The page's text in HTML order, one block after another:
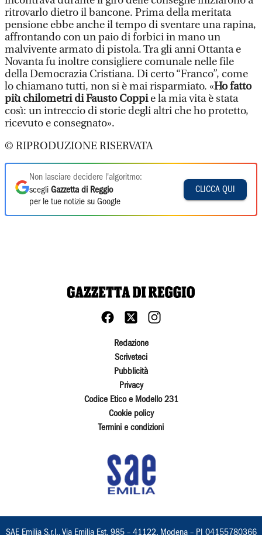
ritrovarlo dietro il bancone. Prima della meritata
pensione ebbe anche il tempo di sventare una rapina,
affrontando con un paio di forbici in mano un
malvivente armato di pistola. Tra gli anni Ottanta e
Novanta fu inoltre consigliere comunale nelle file
della Democrazia Cristiana. Di certo “Franco”, come
lo chiamano tutti, non si è mai risparmiato. «Ho fatto
più chilometri di Fausto Coppie la mia vita è stata
così: un intreccio di storie degli altri che ho protetto,
ricevuto e consegnato».
© RIPRODUZIONE RISERVATA
Non lasciare decidere l'algoritmo:
scegli Gazzetta di Reggio
per le tue notizie su Google
CLICCA QUI
Redazione
Scriveteci
Pubblicità
Privacy
Codice Etico e Modello 231
Cookie policy
Termini e condizioni
SAE Emilia S.r.l., Via Emilia Est, 985 – 41122, Modena – PI 04155780366